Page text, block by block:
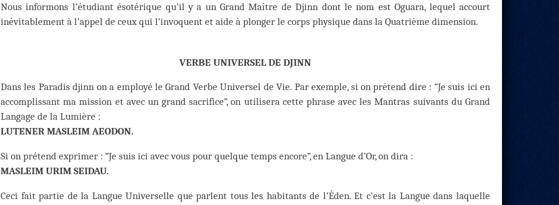
Nous informons l’étudiant ésotérique qu’il y a un Grand Maître de Djinn dont le nom est Oguara, lequel accourt
inévitablement à l’appel de ceux qui l’invoquent et aide à plonger le corps physique dans la Quatrième dimension.
VERBE UNIVERSEL DE DJINN
Dans les Paradis djinn on a employé le Grand Verbe Universel de Vie. Par exemple, si on prétend dire : “Je suis ici en
accomplissant ma mission et avec un grand sacrifice”, on utilisera cette phrase avec les Mantras suivants du Grand
Langage de la Lumière :
LUTENER MASLEIM AEODON.
Si on prétend exprimer : “Je suis ici avec vous pour quelque temps encore”, en Langue d’Or, on dira :
MASLEIM URIM SEIDAU.
Ceci fait partie de la Langue Universelle que parlent tous les habitants de l’Éden. Et c’est la Langue dans laquelle